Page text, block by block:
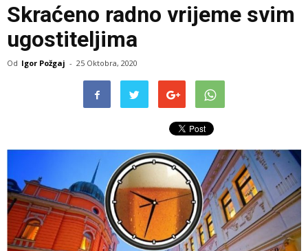
Skraćeno radno vrijeme svim
ugostiteljima
Od Igor Požgaj - 25 Oktobra, 2020